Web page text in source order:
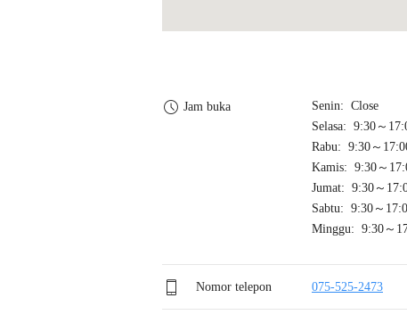
Jam buka
Senin: Close
Selasa: 9:30～
Rabu: 9:30～
Kamis: 9:30～
Jumat: 9:30～
Sabtu: 9:30～
Minggu: 9:30～
Nomor telepon 075-525-2473